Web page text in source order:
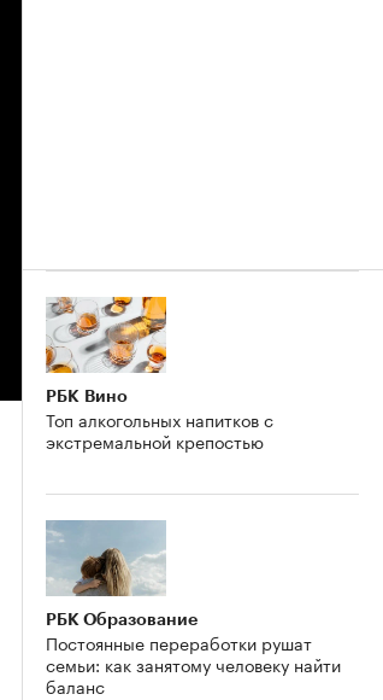
РБК Вино
Топ алкогольных напитков с
экстремальной крепостью
РБК Образование
Постоянные переработки рушат
семьи: как занятому человеку найти
баланс